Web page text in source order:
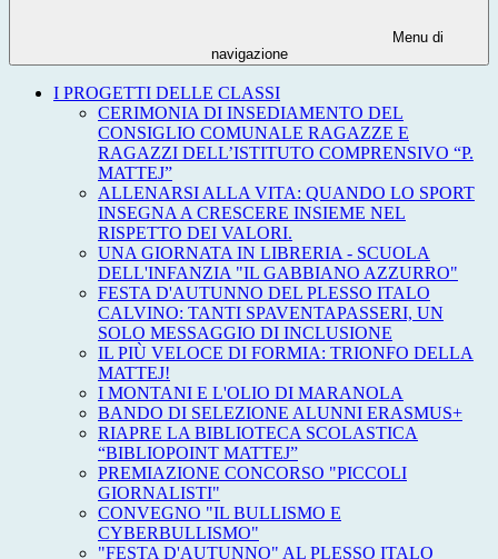
Menu di
navigazione
I PROGETTI DELLE CLASSI
CERIMONIA DI INSEDIAMENTO DEL
CONSIGLIO COMUNALE RAGAZZE E
RAGAZZI DELL’ISTITUTO COMPRENSIVO “P.
MATTEJ”
ALLENARSI ALLA VITA: QUANDO LO SPORT
INSEGNA A CRESCERE INSIEME NEL
RISPETTO DEI VALORI.
UNA GIORNATA IN LIBRERIA - SCUOLA
DELL'INFANZIA "IL GABBIANO AZZURRO"
FESTA D'AUTUNNO DEL PLESSO ITALO
CALVINO: TANTI SPAVENTAPASSERI, UN
SOLO MESSAGGIO DI INCLUSIONE
IL PIÙ VELOCE DI FORMIA: TRIONFO DELLA
MATTEJ!
I MONTANI E L'OLIO DI MARANOLA
BANDO DI SELEZIONE ALUNNI ERASMUS+
RIAPRE LA BIBLIOTECA SCOLASTICA
“BIBLIOPOINT MATTEJ”
PREMIAZIONE CONCORSO "PICCOLI
GIORNALISTI"
CONVEGNO "IL BULLISMO E
CYBERBULLISMO"
"FESTA D'AUTUNNO" AL PLESSO ITALO